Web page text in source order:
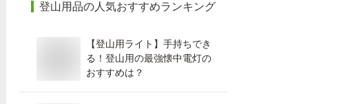
登山用品の人気おすすめランキング
【登山用ライト】手持ちでき
る！登山用の最強懐中電灯の
おすすめは？